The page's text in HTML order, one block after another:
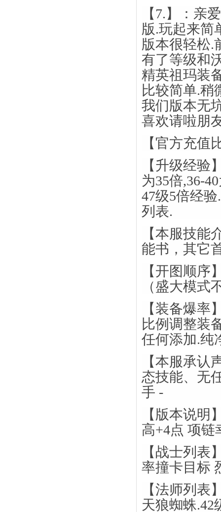
【7.】：亲
版.玩起来简
版本很轻松.
有了等级和
精英祖玛装
比较简单.稍
我们版本无
喜欢请啦朋
【官方充值
【升级经验
为35倍,36-
47级5倍经
列表.
【本服技能
能书，其它
【开图顺序
（盛大模式
【装备爆率
比例调整装
任何添加.纯
【本服承认
态技能、无
手 -
【版本说明
高+4点 项链
【战士列表
率撞卡目标
【法师列表
天狼蜘蛛.42